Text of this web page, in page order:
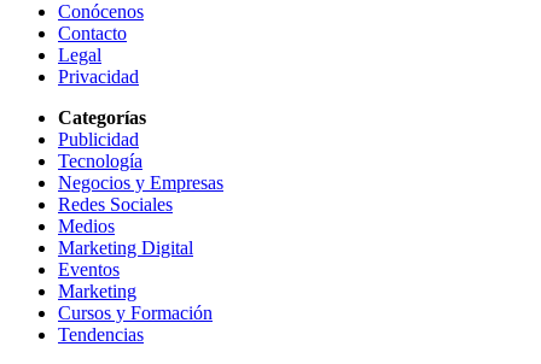
Conócenos
Contacto
Legal
Privacidad
Categorías
Publicidad
Tecnología
Negocios y Empresas
Redes Sociales
Medios
Marketing Digital
Eventos
Marketing
Cursos y Formación
Tendencias